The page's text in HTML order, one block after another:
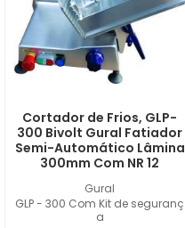
Gural
GLP - 300 Com Kit de seguranç
a
Cortador de Frios, GLP-
300 Bivolt Gural Fatiador
Semi-Automático Lâmina
300mm Com NR 12